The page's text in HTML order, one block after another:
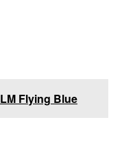
Flying Blue